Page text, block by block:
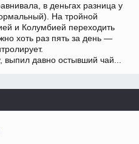
в деньгах разница у
На тройной
и Колумбией переходить
хоть раз пять за день —
выпил давно остывший чай...